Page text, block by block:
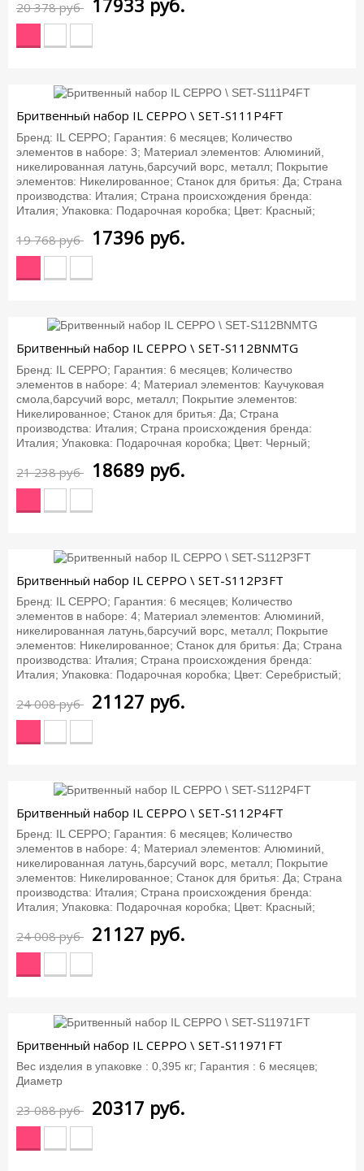
20 378 руб 17933 руб.
Бритвенный набор IL CEPPO \ SET-S111P4FT
Бренд: IL CEPPO; Гарантия: 6 месяцев; Количество
элементов в наборе: 3; Материал элементов: Алюминий,
никелированная латунь,барсучий ворс, металл; Покрытие
элементов: Никелированное; Станок для бритья: Да; Страна
производства: Италия; Страна происхождения бренда:
Италия; Упаковка: Подарочная коробка; Цвет: Красный;
19 768 руб
-12%
17396 руб.
Бритвенный набор IL CEPPO \ SET-S112BNMTG
Бренд: IL CEPPO; Гарантия: 6 месяцев; Количество
элементов в наборе: 4; Материал элементов: Каучуковая
смола,барсучий ворс, металл; Покрытие элементов:
Никелированное; Станок для бритья: Да; Страна
производства: Италия; Страна происхождения бренда:
Италия; Упаковка: Подарочная коробка; Цвет: Черный;
21 238 руб
-12%
18689 руб.
Бритвенный набор IL CEPPO \ SET-S112P3FT
Бренд: IL CEPPO; Гарантия: 6 месяцев; Количество
элементов в наборе: 4; Материал элементов: Алюминий,
никелированная латунь,барсучий ворс, металл; Покрытие
элементов: Никелированное; Станок для бритья: Да; Страна
производства: Италия; Страна происхождения бренда:
Италия; Упаковка: Подарочная коробка; Цвет: Серебристый;
24 008 руб
-12%
21127 руб.
Бритвенный набор IL CEPPO \ SET-S112P4FT
Бренд: IL CEPPO; Гарантия: 6 месяцев; Количество
элементов в наборе: 4; Материал элементов: Алюминий,
никелированная латунь,барсучий ворс, металл; Покрытие
элементов: Никелированное; Станок для бритья: Да; Страна
производства: Италия; Страна происхождения бренда:
Италия; Упаковка: Подарочная коробка; Цвет: Красный;
24 008 руб
-12%
21127 руб.
Бритвенный набор IL CEPPO \ SET-S11971FT
Вес изделия в упаковке : 0,395 кг; Гарантия : 6 месяцев;
Диаметр
23 088 руб
-12%
20317 руб.